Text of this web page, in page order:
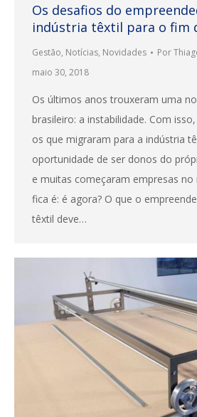
Os desafios do
indústria têxtil para o fim
Gestão, Notícias, Novidades Por
maio 30, 2018
Os últimos anos trouxeram uma
brasileiro: a instabilidade. Com
os que migraram para a indústria
oportunidade de ser donos do
e muitas começaram empresas no
fica é: é agora? O que o
têxtil deve…